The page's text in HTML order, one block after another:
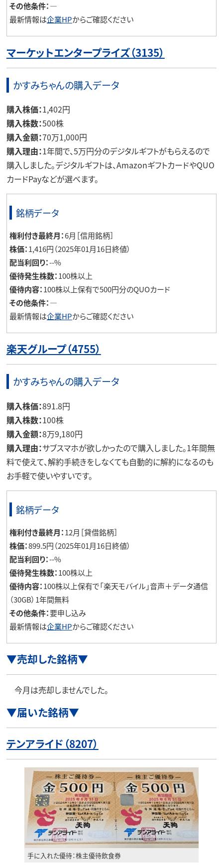
その他条件：―
最新情報は企業HPからご確認ください
マーケットエンタープライズ（3135）
かすみちゃんの購入データ
購入株価：1,402円
購入株数：500株
購入金額：70万1,000円
購入理由：1年間で、5万円分のデジタルギフトがもらえるので
購入しました。デジタルギフトは、AmazonギフトカードやQUO
カードPayなどが選べます。
銘柄データ
権利付き最終月：6月［信用銘柄］
株価：1,416円（2025年01月16日終値）
配当利回り：--%
優待発生株数：100株以上
優待内容：100株以上保有で500円分のQUOカード
その他条件：―
最新情報は企業HPからご確認ください
楽天グループ（4755）
かすみちゃんの購入データ
購入株価：891.8円
購入株数：100株
購入金額：8万9,180円
購入理由：サブスマホが欲しかったので購入しました。1年間無
料で使えて、解約手続きをしなくても自動的に解約になるのも
お手軽で使いやすいです。
銘柄データ
権利付き最終月：12月［貸借銘柄］
株価：899.5円（2025年01月16日終値）
配当利回り：--%
優待発生株数：100株以上
優待内容：100株以上保有で「楽天モバイル」音声＋データ通信
（30GB）1年間無料
その他条件：要申し込み
最新情報は企業HPからご確認ください
▼売却した銘柄▼
今月は売却しませんでした。
▼届いた銘柄▼
テンアライド（8207）
手に入れた優待：株主優待飲食券